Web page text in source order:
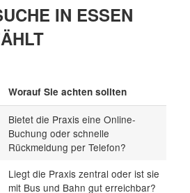
IN ESSEN
Worauf Sie achten sollten
Bietet die Praxis eine Online-
Buchung oder schnelle
Rückmeldung per Telefon?
Liegt die Praxis zentral oder ist sie
mit Bus und Bahn gut erreichbar?